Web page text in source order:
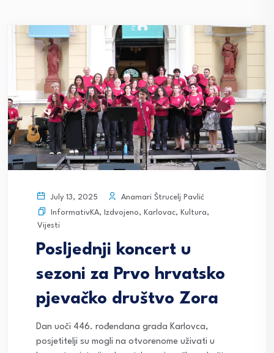
July 13, 2025
Anamari Štrucelj Pavlić
InformativKA, Izdvojeno, Karlovac, Kultura,
Vijesti
Posljednji koncert u
sezoni za Prvo hrvatsko
pjevačko društvo Zora
Dan uoči 446. rođendana grada Karlovca,
posjetitelji su mogli na otvorenome uživati u